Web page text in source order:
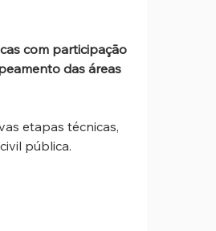
com participação
das áreas
etapas técnicas,
pública.